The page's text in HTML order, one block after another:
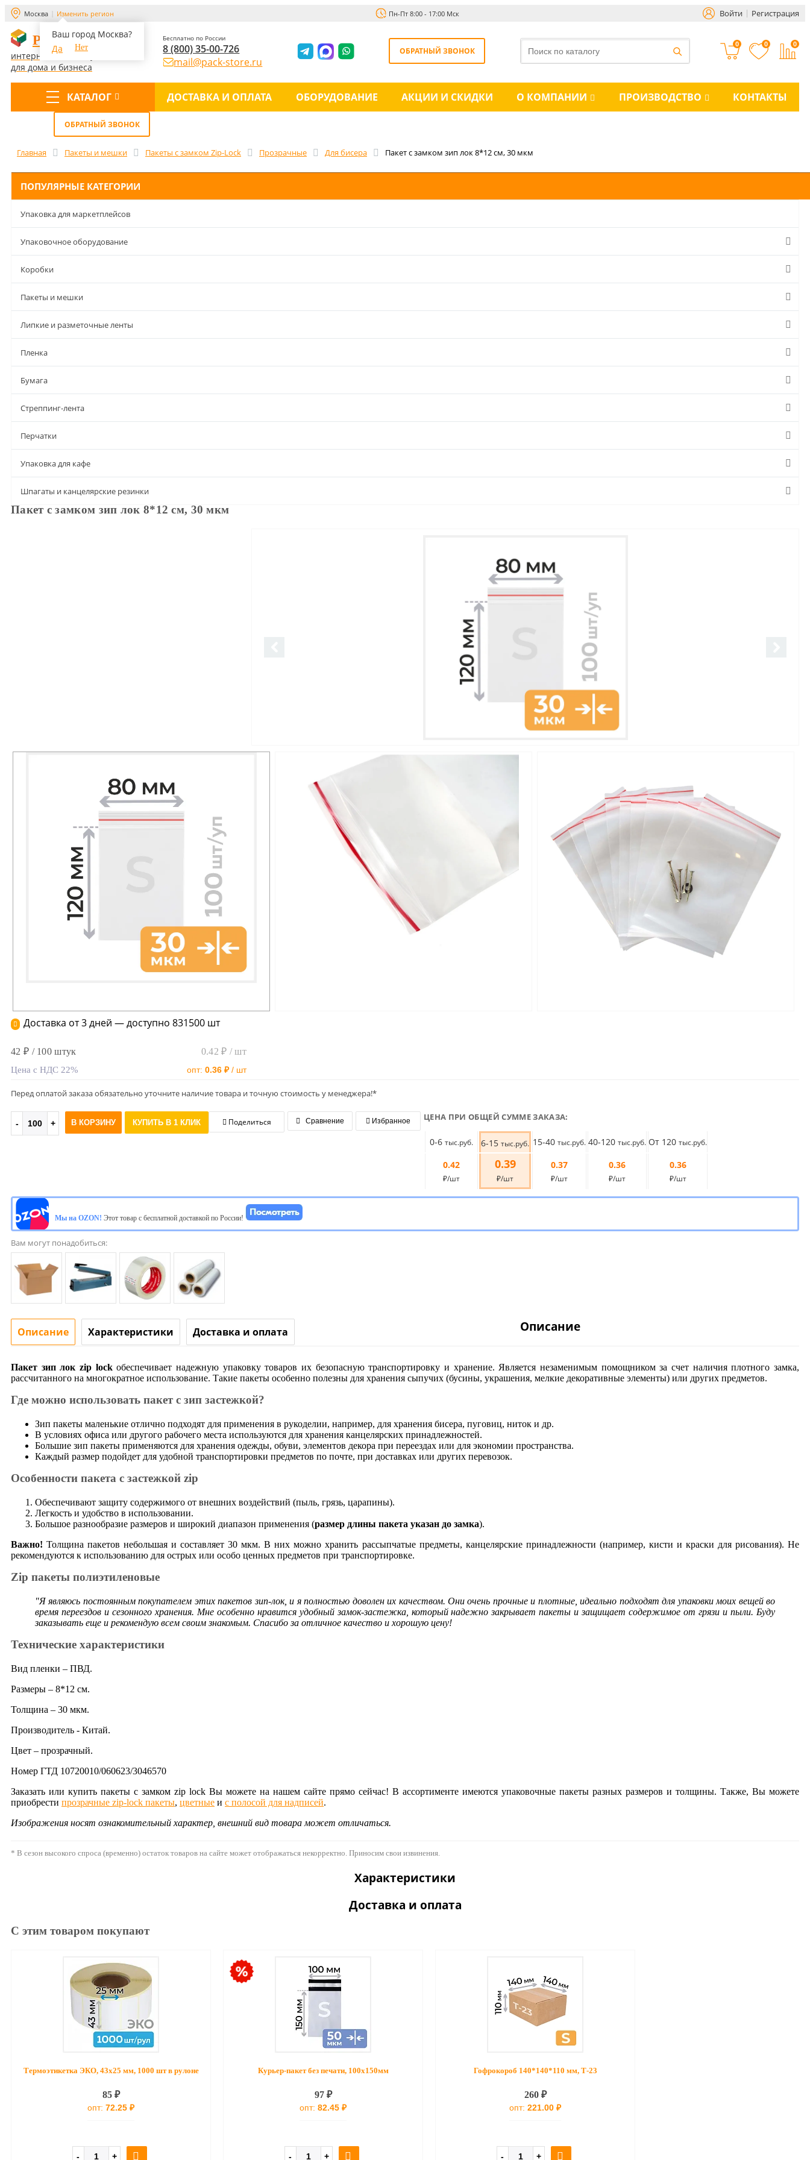
Москва Изменить регион
Ваш город Москва?
Да
Нет
Пн-Пт 8:00 - 17:00 Мск Войти Регистрация
PACK-STORE
интернет-магазин упаковки
для дома и бизнеса
Бесплатно по России
8 (800) 35-00-726
mail@pack-store.ru
ОБРАТНЫЙ ЗВОНОК
0 0 0
КАТАЛОГ ДОСТАВКА И ОПЛАТА ОБОРУДОВАНИЕ АКЦИИ И СКИДКИ О КОМПАНИИ ПРОИЗВОДСТВО КОНТАКТЫ
ОБРАТНЫЙ ЗВОНОК
Главная Пакеты и мешки Пакеты с замком Zip-Lock Прозрачные Для бисера Пакет с замком зип лок 8*12 см, 30 мкм
ПОПУЛЯРНЫЕ КАТЕГОРИИ
Упаковка для маркетплейсов
Упаковочное оборудование
Коробки
Пакеты и мешки
Липкие и разметочные ленты
Пленка
Бумага
Стреппинг-лента
Перчатки
Упаковка для кафе
Шпагаты и канцелярские резинки
Пакет с замком зип лок 8*12 см, 30 мкм
Доставка от 3 дней — доступно 831500 шт
42 ₽ / 100 штук 0.42 ₽ / шт
Цена с НДС 22% опт: 0.36 ₽/ шт
Перед оплатой заказа обязательно уточните наличие товара и точную стоимость у менеджера!*
В КОРЗИНУ КУПИТЬ В 1 КЛИК Поделиться Сравнение Избранное ЦЕНА ПРИ ОБЩЕЙ СУММЕ ЗАКАЗА:
0-6 тыс.руб. 6-15 тыс.руб. 15-40 тыс.руб. 40-120 тыс.руб. От 120 тыс.руб.
0.42
₽/шт
0.39
₽/шт
0.37
₽/шт
0.36
₽/шт
0.36
₽/шт
Мы на OZON! Этот товар с бесплатной доставкой по России!
Вам могут понадобиться:
Описание Характеристики Доставка и оплата Описание
Пакет зип лок zip lockобеспечивает надежную упаковку товаров их безопасную транспортировку и хранение. Является незаменимым помощником за счет наличия плотного замка,
рассчитанного на многократное использование. Такие пакеты особенно полезны для хранения сыпучих (бусины, украшения, мелкие декоративные элементы) или других предметов.
Где можно использовать пакет с зип застежкой?
Зип пакеты маленькие отлично подходят для применения в рукоделии, например, для хранения бисера, пуговиц, ниток и др.
В условиях офиса или другого рабочего места используются для хранения канцелярских принадлежностей.
Большие зип пакеты применяются для хранения одежды, обуви, элементов декора при переездах или для экономии пространства.
Каждый размер подойдет для удобной транспортировки предметов по почте, при доставках или других перевозок.
Особенности пакета с застежкой zip
Обеспечивают защиту содержимого от внешних воздействий (пыль, грязь, царапины).
Легкость и удобство в использовании.
Большое разнообразие размеров и широкий диапазон применения (размер длины пакета указан до замка).
Важно! Толщина пакетов небольшая и составляет 30 мкм. В них можно хранить рассыпчатые предметы, канцелярские принадлежности (например, кисти и краски для рисования). Не
рекомендуются к использованию для острых или особо ценных предметов при транспортировке.
Zip пакеты полиэтиленовые
"Я являюсь постоянным покупателем этих пакетов зип-лок, и я полностью доволен их качеством. Они очень прочные и плотные, идеально подходят для упаковки моих вещей во
время переездов и сезонного хранения. Мне особенно нравится удобный замок-застежка, который надежно закрывает пакеты и защищает содержимое от грязи и пыли. Буду
заказывать еще и рекомендую всем своим знакомым. Спасибо за отличное качество и хорошую цену!
Технические характеристики
Вид пленки – ПВД.
Размеры – 8*12 см.
Толщина – 30 мкм.
Производитель - Китай.
Цвет – прозрачный.
Номер ГТД 10720010/060623/3046570
Заказать или купить пакеты с замком zip lock Вы можете на нашем сайте прямо сейчас! В ассортименте имеются упаковочные пакеты разных размеров и толщины. Также, Вы можете
приобрести прозрачные zip-lock пакеты, цветные и с полосой для надписей.
Изображения носят ознакомительный характер, внешний вид товара может отличаться.
* В сезон высокого спроса (временно) остаток товаров на сайте может отображаться некорректно. Приносим свои извинения.
Характеристики
Доставка и оплата
С этим товаром покупают
Термоэтикетка ЭКО, 43х25 мм, 1000 шт в рулоне
85 ₽
опт: 72.25 ₽
Курьер-пакет без печати, 100х150мм
97 ₽
опт: 82.45 ₽
Гофрокороб 140*140*110 мм, Т-23
260 ₽
опт: 221.00 ₽